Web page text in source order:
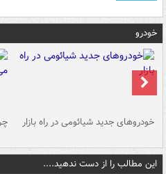
خودرو
خودروهای جدید شیائومی در راه بازار
این مطالب را از دست ندهید....